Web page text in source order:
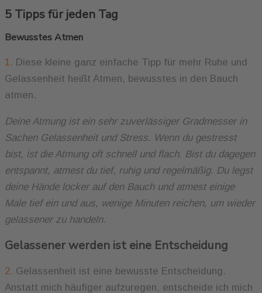
5 Tipps für jeden Tag
Bewusstes Atmen
1. Diese kleine ganz einfache Tipp für mehr Ruhe und
Gelassenheit heißt Atmen, bewusstes in den Bauch
atmen.
Deine Atmung ist ein sehr zuverlässiger Gradmesser in
Sachen Gelassenheit und Stress. Wenn du gestresst
bist, ist die Atmung oft schnell und flach. Bist du dagegen
entspannt, atmest du tief, ruhig und regelmäßig. Du legst
deine Hände locker auf den Bauch und atmest einige
Male tief ein und aus, wenige Minuten reichen, um wieder
gelassener zu handeln.
Gelassener werden ist eine Entscheidung
2. Gelassenheit ist eine bewusste Entscheidung.
Anstatt mich häufiger aufzuregen, entscheide ich mich